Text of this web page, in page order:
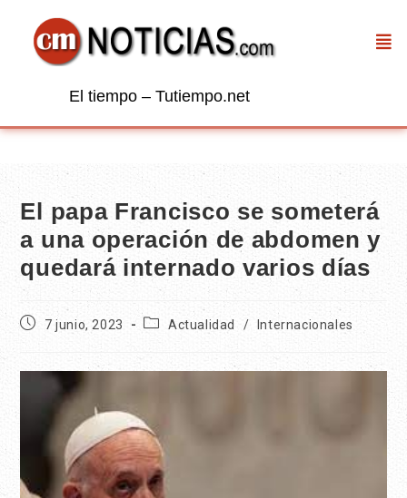
El tiempo – Tutiempo.net
El papa Francisco se someterá
a una operación de abdomen y
quedará internado varios días
7 junio, 2023 Actualidad / Internacionales